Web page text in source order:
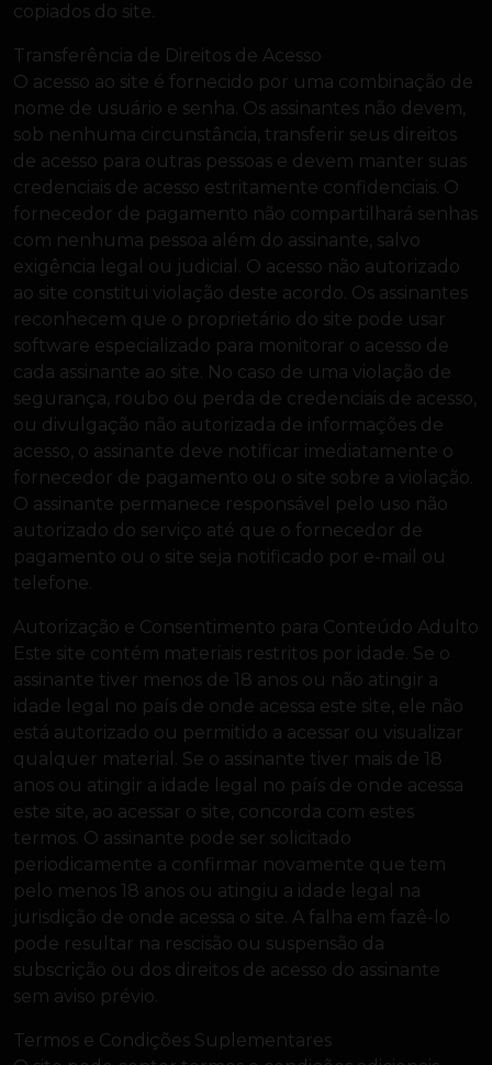
copiados do site.
Transferência de Direitos de Acesso
O acesso ao site é fornecido por uma combinação de
nome de usuário e senha. Os assinantes não devem,
sob nenhuma circunstância, transferir seus direitos
de acesso para outras pessoas e devem manter suas
credenciais de acesso estritamente confidenciais. O
fornecedor de pagamento não compartilhará senhas
com nenhuma pessoa além do assinante, salvo
exigência legal ou judicial. O acesso não autorizado
ao site constitui violação deste acordo. Os assinantes
reconhecem que o proprietário do site pode usar
software especializado para monitorar o acesso de
cada assinante ao site. No caso de uma violação de
segurança, roubo ou perda de credenciais de acesso,
ou divulgação não autorizada de informações de
acesso, o assinante deve notificar imediatamente o
fornecedor de pagamento ou o site sobre a violação.
O assinante permanece responsável pelo uso não
autorizado do serviço até que o fornecedor de
pagamento ou o site seja notificado por e-mail ou
telefone.
Autorização e Consentimento para Conteúdo Adulto
Este site contém materiais restritos por idade. Se o
assinante tiver menos de 18 anos ou não atingir a
idade legal no país de onde acessa este site, ele não
está autorizado ou permitido a acessar ou visualizar
qualquer material. Se o assinante tiver mais de 18
anos ou atingir a idade legal no país de onde acessa
este site, ao acessar o site, concorda com estes
termos. O assinante pode ser solicitado
periodicamente a confirmar novamente que tem
pelo menos 18 anos ou atingiu a idade legal na
jurisdição de onde acessa o site. A falha em fazê-lo
pode resultar na rescisão ou suspensão da
subscrição ou dos direitos de acesso do assinante
sem aviso prévio.
Termos e Condições Suplementares